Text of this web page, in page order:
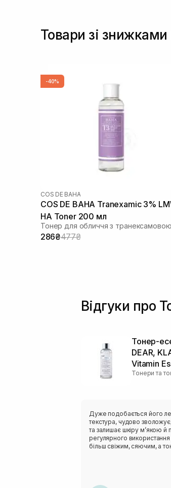
Товари зі знижками
-40%
COS DE BAHA
COS DE BAHA Tranexamic 3%
HA Toner 200 мл
286₴477₴
Відгуки про
Тонер-
DEAR,
Vitamin
Тонери та
Дуже подобається його
текстура, чудово
та залишає шкіру м’якою й
регулярного
більш свіжим, сяючим, а